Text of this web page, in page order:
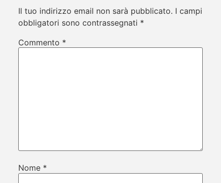
Il tuo indirizzo email non sarà pubblicato. I campi
obbligatori sono contrassegnati *
Commento *
Nome *